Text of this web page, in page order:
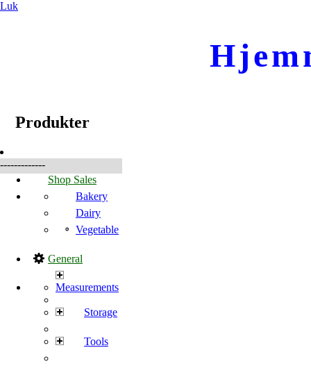
Luk
Produkter
-------------
Shop Sales
Bakery
Dairy
Vegetable
General
Measurements
Storage
Tools